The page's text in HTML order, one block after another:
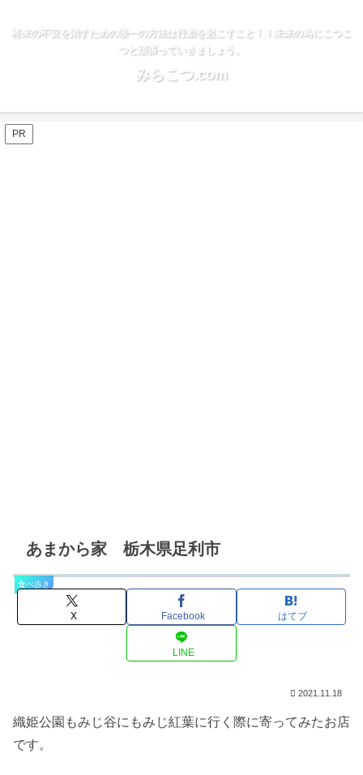
将来の不安を消すための唯一の方法は行動を起こすこと！！未来の為にこつこ
つと頑張っていきましょう。
みらこつ.com
PR
あまから家 栃木県足利市
食べ歩き
X Facebook はてブ
LINE
2021.11.18
織姫公園もみじ谷にもみじ紅葉に行く際に寄ってみたお店
です。